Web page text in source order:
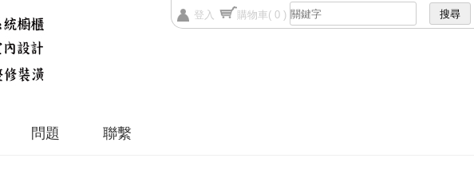
登入 購物車( 0 )
問題 聯繫